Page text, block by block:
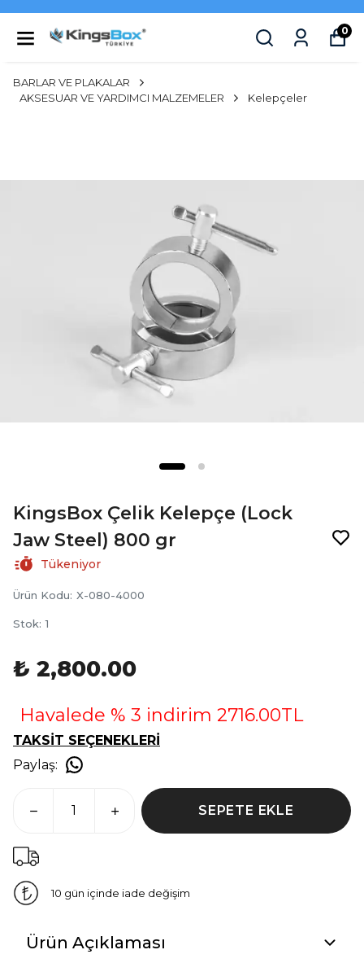
0
BARLAR VE PLAKALAR
AKSESUAR VE YARDIMCI MALZEMELER
Kelepçeler
KingsBox Çelik Kelepçe (Lock
Jaw Steel) 800 gr
Tükeniyor
Ürün Kodu: X-080-4000
Stok: 1
₺ 2,800.00
Havalede % 3 indirim 2716.00TL
TAKSİT SEÇENEKLERİ
Paylaş:
SEPETE EKLE
10 gün içinde iade değişim
Ürün Açıklaması